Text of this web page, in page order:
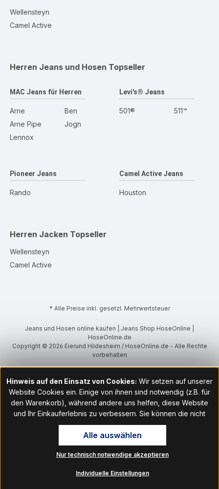
Wellensteyn
Camel Active
Herren Jeans und Hosen Topseller
MAC Jeans für Herren
Arne
Arne Pipe
Lennox
Ben
Jogn
Levi's® Jeans
501® 511™
Pioneer Jeans
Rando
Camel Active Jeans
Houston
Herren Jacken Topseller
Wellensteyn
Camel Active
* Alle Preise inkl. gesetzl. Mehrwertsteuer
Jeans und Hosen online kaufen | Jeans Shop HoseOnline |
HoseOnline.de
Copyright © 2026 Eierund Hildesheim / HoseOnline.de - Alle Rechte
vorbehalten
Hinweis auf den Einsatz von Cookies: Wir setzen auf unserer
Website Cookies ein. Einige von ihnen sind notwendig (z.B. für
den Warenkorb), während andere uns helfen, diese Website
und Ihr Einkauferlebnis zu verbessern. Sie können die nicht
notwendigen Cookies mit Klick auf „OK“ akzeptieren oder per
Klick auf "Nur technisch notwendige akzeptieren" ablehnen. Den
Zugang zu den Cookie-Einstellungen finden Sie im Fußbereich
unserer Website im Menüpunkt „Informationen“. Dort können Sie
Nur technisch notwendige akzeptieren
Individuelle Einstellungen
Alle auswählen